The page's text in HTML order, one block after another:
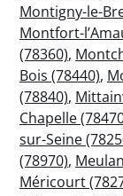
Montigny-le-
Montfort-
(78360),
Bois (78440),
(78840),
Chapelle
sur-Seine
(78970),
Méricourt